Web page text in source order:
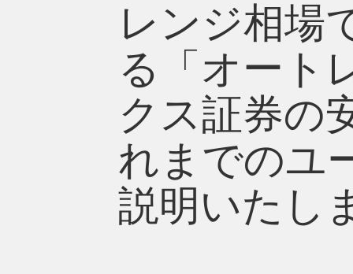
レンジ相場
る「オート
クス証券の
れまでのユ
説明いたし